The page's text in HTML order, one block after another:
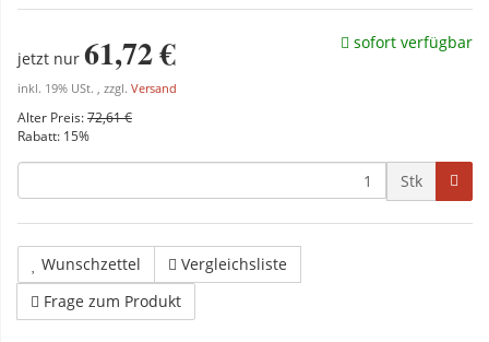
jetzt nur 61,72 €
inkl. 19% USt. , zzgl. Versand
Alter Preis:72,61 €
Rabatt: 15%
sofort verfügbar
Stk
Wunschzettel
Vergleichsliste
Frage zum Produkt